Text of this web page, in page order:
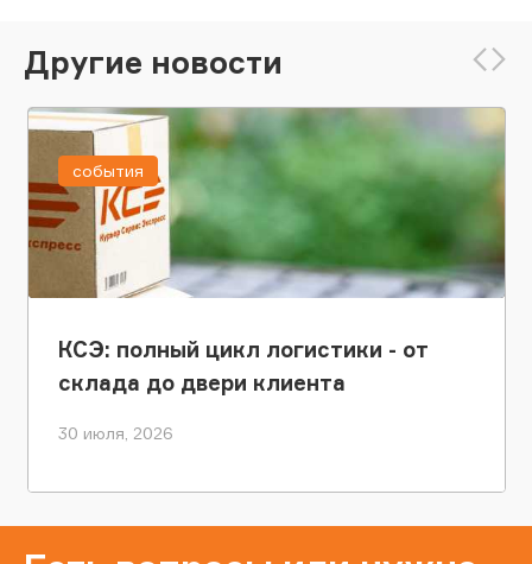
Другие новости
КСЭ: полный цикл логистики - от
склада до двери клиента
30 июля, 2026
события